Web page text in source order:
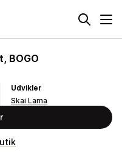
BOGO
Udvikler
Skai Lama